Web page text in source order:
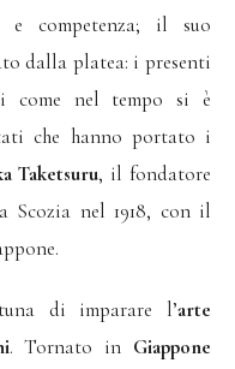
competenza; il suo
dalla platea: i presenti
come nel tempo si è
che hanno portato i
Taketsuru, il fondatore
nel 1918, con il
di imparare l’arte
. Tornato in Giappone